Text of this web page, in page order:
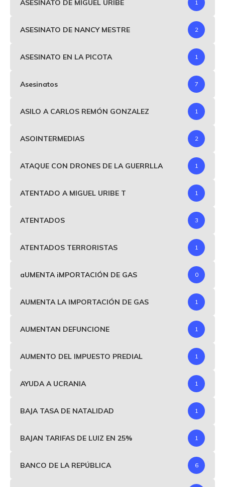
ASESINATO DE MIGUEL URIBE 1
ASESINATO DE NANCY MESTRE 2
ASESINATO EN LA PICOTA 1
Asesinatos 7
ASILO A CARLOS REMÓN GONZALEZ 1
ASOINTERMEDIAS 2
ATAQUE CON DRONES DE LA GUERRLLA 1
ATENTADO A MIGUEL URIBE T 1
ATENTADOS 3
ATENTADOS TERRORISTAS 1
aUMENTA iMPORTACIÓN DE GAS 0
AUMENTA LA IMPORTACIÓN DE GAS 1
AUMENTAN DEFUNCIONE 1
AUMENTO DEL IMPUESTO PREDIAL 1
AYUDA A UCRANIA 1
BAJA TASA DE NATALIDAD 1
BAJAN TARIFAS DE LUIZ EN 25% 1
BANCO DE LA REPÚBLICA 6